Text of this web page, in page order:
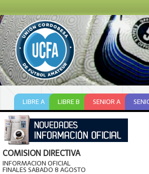
LIBRE A LIBRE B SENIOR A
COMISION DIRECTIVA
INFORMACION OFICIAL
FINALES SABADO 8 AGOSTO